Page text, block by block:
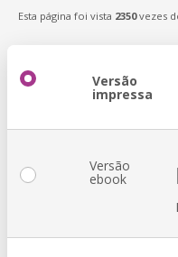
Esta página foi vista 2350vezes
Versão
impressa
Versão
ebook